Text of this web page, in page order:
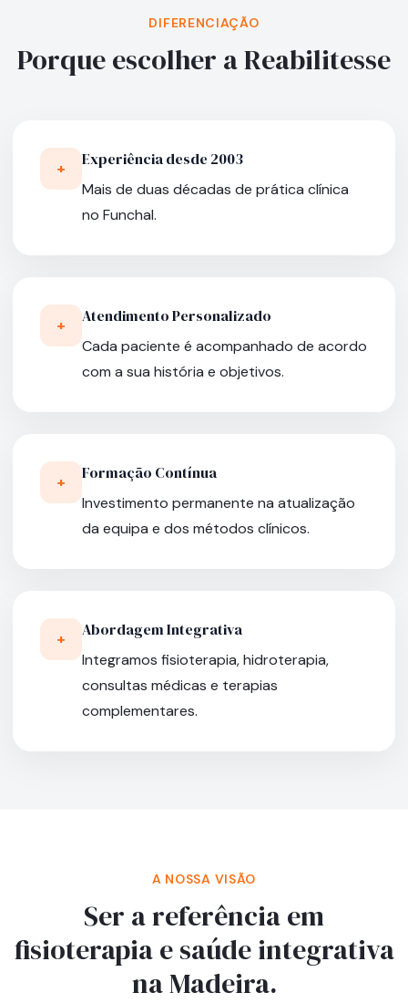
DIFERENCIAÇÃO
Porque escolher a Reabilitesse
+ Experiência desde 2003
Mais de duas décadas de prática clínica
no Funchal.
+ Atendimento Personalizado
Cada paciente é acompanhado de acordo
com a sua história e objetivos.
+ Formação Contínua
Investimento permanente na atualização
da equipa e dos métodos clínicos.
+ Abordagem Integrativa
Integramos fisioterapia, hidroterapia,
consultas médicas e terapias
complementares.
A NOSSA VISÃO
Ser a referência em
fisioterapia e saúde integrativa
na Madeira.